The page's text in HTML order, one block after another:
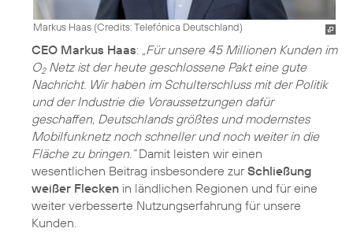
Markus Haas (Credits: Telefónica Deutschland)
CEO Markus Haas: „Für unsere 45 Millionen Kunden im
O2Netz ist der heute geschlossene Pakt eine gute
Nachricht. Wir haben im Schulterschluss mit der Politik
und der Industrie die Voraussetzungen dafür
geschaffen, Deutschlands größtes und modernstes
Mobilfunknetz noch schneller und noch weiter in die
Fläche zu bringen.“Damit leisten wir einen
wesentlichen Beitrag insbesondere zurSchließung
weißer Flecken in ländlichen Regionen und für eine
weiter verbesserte Nutzungserfahrung für unsere
Kunden.